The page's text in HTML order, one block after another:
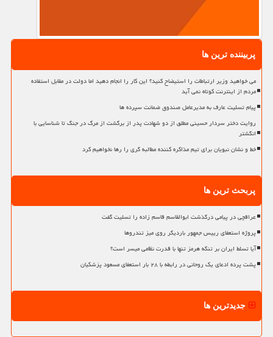
پربیننده ترین ها
می خواهید وزیر ارتباطات را استیضاح کنید؟ این کار را انجام دهید اما دولت در مقابل استفاده
مردم از اینترنت کوتاه نمی آید
پیام تسلیت عارف به مدیرعامل صندوق ضمانت سپرده ها
روایت دختر سردار حسینی مطلق از دو شهادت پدر از برگشت از مرگ در جنگ تا شناسایی با
انگشتر
خط و نشان نبویان برای تیم مذاکره کننده مطالبه گری را رها نخواهیم کرد
پربحث ترین ها
عراقچی در پیامی درگذشت ابوالقاسم قاسم زاده را تسلیت گفت
پروژه استعفای رییس جمهور باردیگر روی میز تندروها
آیا تسلط ایران بر تنگه هرمز تنها با قدرت نظامی میسر است؟
پشت پرده ادعای یک روحانی در رابطه با ۲۸ بار استعفای مسعود پزشکیان
جدیدترین ها